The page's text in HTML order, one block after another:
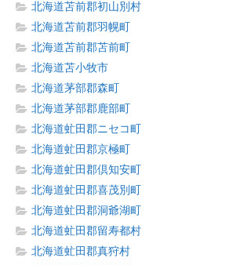
北海道苫前郡初山別村
北海道苫前郡羽幌町
北海道苫前郡苫前町
北海道苫小牧市
北海道茅部郡森町
北海道茅部郡鹿部町
北海道虻田郡ニセコ町
北海道虻田郡京極町
北海道虻田郡倶知安町
北海道虻田郡喜茂別町
北海道虻田郡洞爺湖町
北海道虻田郡留寿都村
北海道虻田郡真狩村